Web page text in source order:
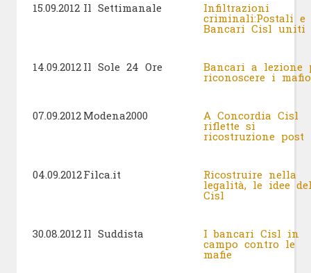
15.09.2012 Il Settimanale Infiltrazioni
criminali:Postali e
Bancari Cisl
14.09.2012 Il Sole 24 Ore Bancari a lezione
riconoscere i
07.09.2012 Modena2000 A Concordia Cisl
riflette si
ricostruzione post
04.09.2012Filca.it Ricostruire nella
legalità, le idee
Cisl
30.08.2012 Il Suddista I bancari Cisl in
campo contro le
mafie